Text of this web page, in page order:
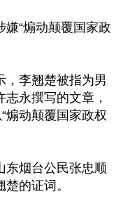
“煽动颠覆国家政
，李翘楚被指为男
永撰写的文章，
煽动颠覆国家政权
东烟台公民张忠顺
的证词。